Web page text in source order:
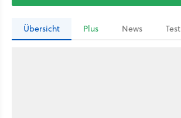
Übersicht Plus News Test